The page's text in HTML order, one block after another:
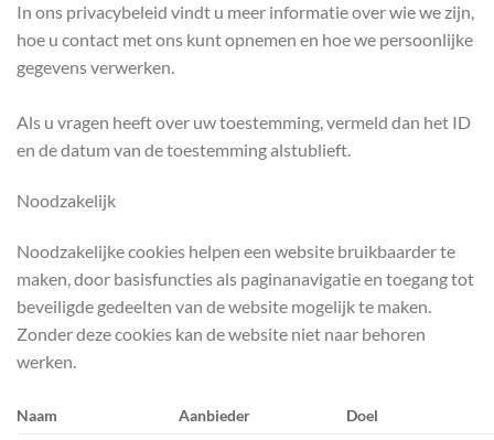
In ons privacybeleid vindt u meer informatie over wie we zijn,
hoe u contact met ons kunt opnemen en hoe we persoonlijke
gegevens verwerken.
Als u vragen heeft over uw toestemming, vermeld dan het ID
en de datum van de toestemming alstublieft.
Noodzakelijk
Noodzakelijke cookies helpen een website bruikbaarder te
maken, door basisfuncties als paginanavigatie en toegang tot
beveiligde gedeelten van de website mogelijk te maken.
Zonder deze cookies kan de website niet naar behoren
werken.
Naam Aanbieder Doel